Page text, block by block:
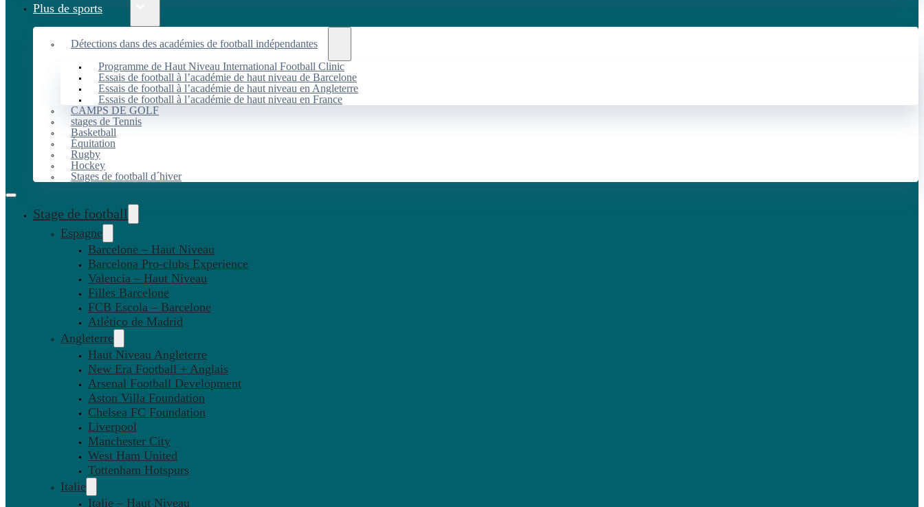
Plus de sports
Détections dans des académies de football indépendantes
Programme de Haut Niveau International Football Clinic
Essais de football à l’académie de haut niveau de Barcelone
Essais de football à l’académie de haut niveau en Angleterre
Essais de football à l’académie de haut niveau en France
CAMPS DE GOLF
stages de Tennis
Basketball
Équitation
Rugby
Hockey
Stages de football d´hiver
Stage de football
Espagne
Barcelone – Haut Niveau
Barcelona Pro-clubs Experience
Valencia – Haut Niveau
Filles Barcelone
FCB Escola – Barcelone
Atlético de Madrid
Angleterre
Haut Niveau Angleterre
New Era Football + Anglais
Arsenal Football Development
Aston Villa Foundation
Chelsea FC Foundation
Liverpool
Manchester City
West Ham United
Tottenham Hotspurs
Italie
Italie – Haut Niveau